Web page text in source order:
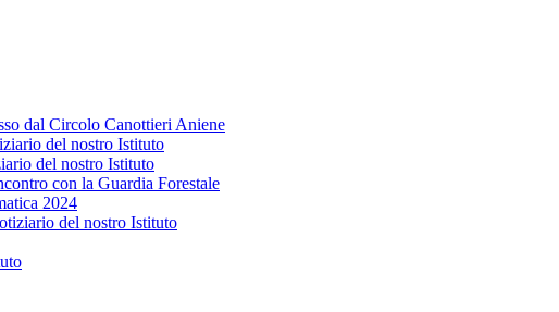
dal Circolo Canottieri Aniene
del nostro Istituto
del nostro Istituto
con la Guardia Forestale
2024
del nostro Istituto